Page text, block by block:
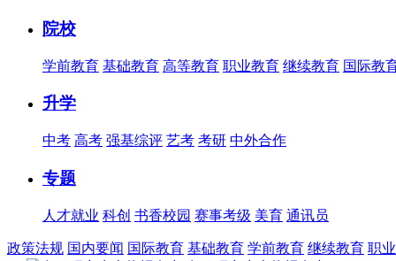
院校
学前教育 基础教育 高等教育 职业教育 继续教育 国际教
升学
中考 高考 强基综评 艺考 考研 中外合作
专题
人才就业 科创 书香校园 赛事考级 美育 通讯员
政策法规 国内要闻 国际教育 基础教育 学前教育 继续教育 职